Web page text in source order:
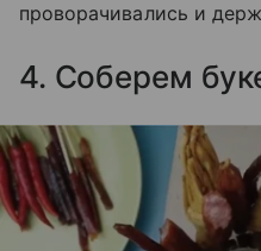
проворачивались и
4. Соберем